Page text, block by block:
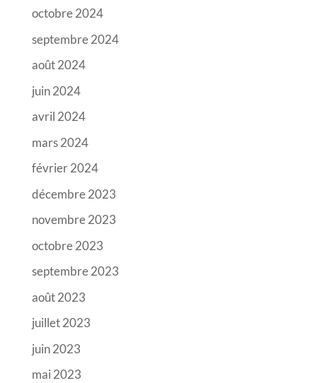
octobre 2024
septembre 2024
août 2024
juin 2024
avril 2024
mars 2024
février 2024
décembre 2023
novembre 2023
octobre 2023
septembre 2023
août 2023
juillet 2023
juin 2023
mai 2023